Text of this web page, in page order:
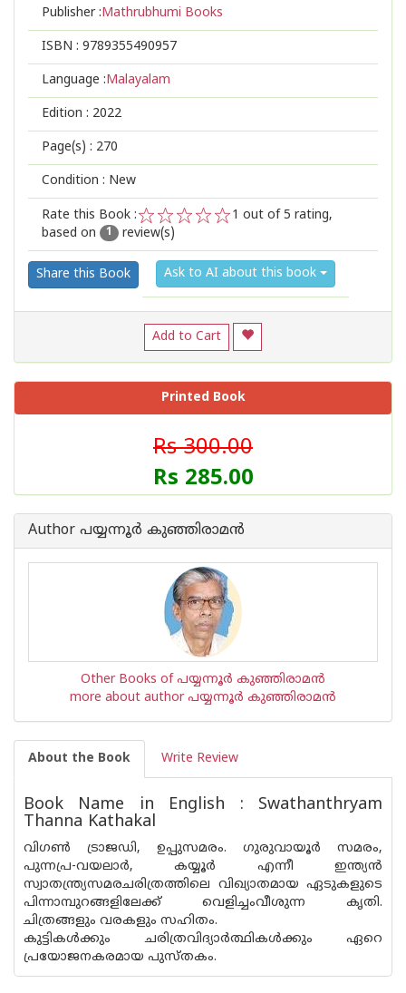
Publisher :Mathrubhumi Books
ISBN : 9789355490957
Language :Malayalam
Edition : 2022
Page(s) : 270
Condition : New
Rate this Book :
2
1
1 out of 5 rating,
based on
1 review(s)
Share this Book Ask to AI about this book
Add to Cart
Printed Book
Rs 300.00
Rs 285.00
Author പയ്യന്നൂര്‍ കുഞ്ഞിരാമന്‍
Other Books of പയ്യന്നൂര്‍ കുഞ്ഞിരാമന്‍
more about author പയ്യന്നൂര്‍ കുഞ്ഞിരാമന്‍
About the Book Write Review
Book Name in English : Swathanthryam
Thanna Kathakal
വിഗണ്‍ ട്രാജഡി, ഉപ്പുസമരം. ഗുരുവായൂര്‍ സമരം,
പുന്നപ്ര-വയലാര്‍, കയ്യൂര്‍ എന്നീ ഇന്ത്യന്‍
സ്വാതന്ത്ര്യസമരചരിത്രത്തിലെ വിഖ്യാതമായ ഏടുകളുടെ
പിന്നാമ്പുറങ്ങളിലേക്ക് വെളിച്ചംവീശുന്ന കൃതി.
ചിത്രങ്ങളും വരകളും സഹിതം.
കുട്ടികള്‍ക്കും ചരിത്രവിദ്യാര്‍ത്ഥികള്‍ക്കും ഏറെ
പ്രയോജനകരമായ പുസ്തകം.